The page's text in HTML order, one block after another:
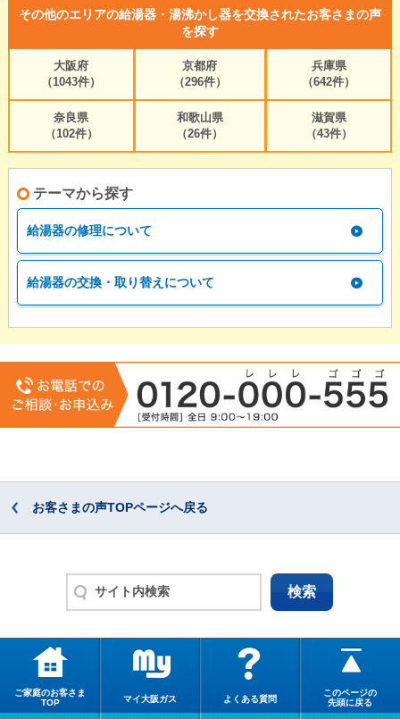
その他のエリアの給湯器・湯沸かし器を交換されたお客さまの声
を探す
大阪府
（1043件）
京都府
（296件）
兵庫県
（642件）
奈良県
（102件）
和歌山県
（26件）
滋賀県
（43件）
テーマから探す
給湯器の修理について
給湯器の交換・取り替えについて
お客さまの声TOPページへ戻る
ご家庭のお客さま
TOP
マイ大阪ガス よくある質問
このページの
先頭に戻る